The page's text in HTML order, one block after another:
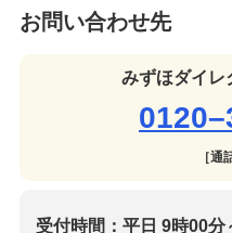
お問い合わせ先
みずほダイレ
［通
受付時間：平日 9時00分